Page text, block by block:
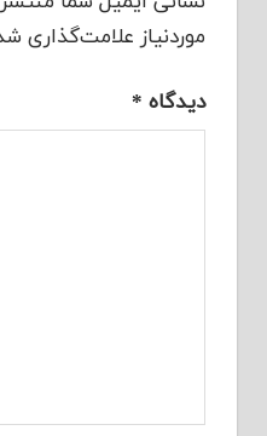
موردنیاز علامت‌گذاری
دیدگاه *